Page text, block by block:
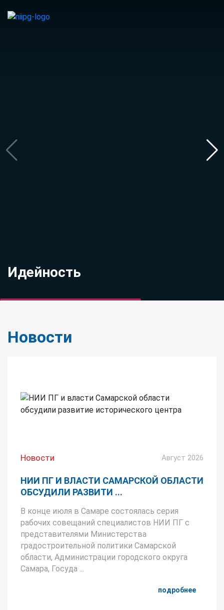
Идейность
Новости
Новости Август 2026
НИИ ПГ И ВЛАСТИ САМАРСКОЙ ОБЛАСТИ
ОБСУДИЛИ РАЗВИТИ ...
В конце июля в Самаре состоялась серия
рабочих совещаний специалистов НИИ ПГ с
представителями Министерства
градостроительной политики Самарской
области, Администрации городского округа
Самара, Госуда ...
подробнее